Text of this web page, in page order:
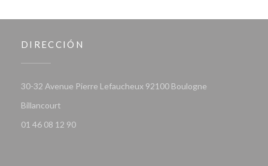
DIRECCIÓN
30-32 Avenue Pierre Lefaucheux 92100 Boulogne
Billancourt
01 46 08 12 90